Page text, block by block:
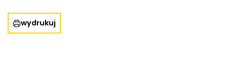
wydrukuj